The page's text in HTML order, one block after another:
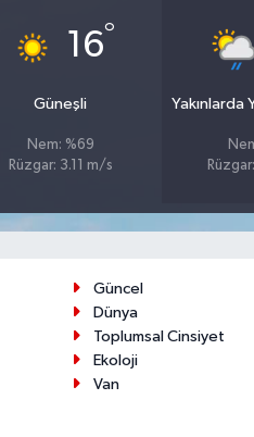
16°
Güneşli
Nem: %69
Rüzgar: 3.11 m/s
Yakınlarda
Güncel
Dünya
Toplumsal Cinsiyet
Ekoloji
Van